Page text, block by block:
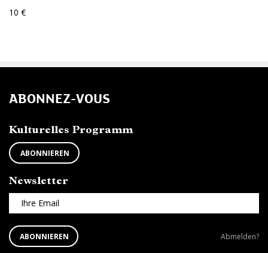
10 €
ABONNEZ-VOUS
Kulturelles Programm
ABONNIEREN
Newsletter
Ihre Email
ABONNIEREN
SIE
ABONNIEREN
Newsletter
Abmelden?